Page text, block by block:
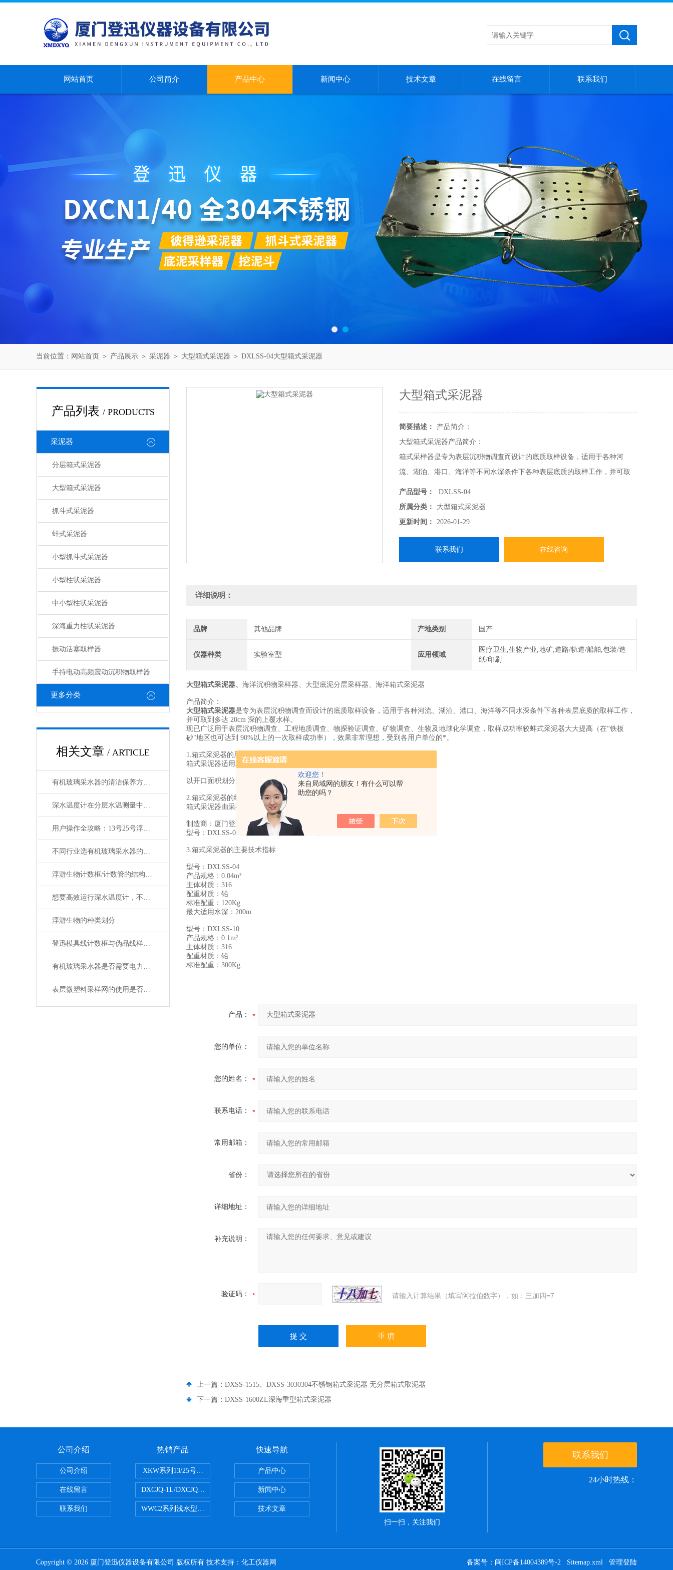
欢迎您！
来自局域网的朋友！有什么可以帮
助您的吗？
网站首页 公司简介 产品中心 新闻中心 技术文章 在线留言 联系我们
当前位置： 网站首页 ＞ 产品展示 ＞ 采泥器 ＞ 大型箱式采泥器 ＞ DXLSS-04大型箱式采泥器
产品列表 / PRODUCTS
采泥器
分层箱式采泥器
大型箱式采泥器
抓斗式采泥器
蚌式采泥器
小型抓斗式采泥器
小型柱状采泥器
中小型柱状采泥器
深海重力柱状采泥器
振动活塞取样器
手持电动高频震动沉积物取样器
更多分类
相关文章 / ARTICLE
有机玻璃采水器的清洁保养方法有哪些？
深水温度计在分层水温测量中的传感原理与故障检修技术
用户操作全攻略：13号25号浮游生物网的正确使用、清洗与保存
不同行业选有机玻璃采水器的秘籍：根据需求精准匹配
浮游生物计数框/计数管的结构设计及操作使用技术
想要高效运行深水温度计，不懂这些可不行
浮游生物的种类划分
登迅模具线计数框与伪品线样的质量比较
有机玻璃采水器是否需要电力或外部能源？
表层微塑料采样网的使用是否会对周围生态环境产生影响？
大型箱式采泥器
简要描述：
产品简介：
大型箱式采泥器产品简介：
箱式采样器是专为表层沉积物调查而设计的底质取样设备，适用于各种河
流、湖泊、港口、海洋等不同水深条件下各种表层底质的取样工作，并可取
到多达 20cm 深的上覆水样。
现已广泛用于表层沉积物调查、工程地质调查、物探验证调查、矿物调查、
生物及地球化学调查，取样成功率较蚌式采泥器大大提高（在“铁板砂"地区也
产品型号：
DXLSS-04
所属分类：
大型箱式采泥器
更新时间：
2026-01-29
联系我们 在线咨询
详细说明：
品牌 其他品牌 产地类别 国产
仪器种类 实验室型 应用领域
医疗卫生,生物产业,地矿,道路/轨道/船舶,包装/造
纸/印刷
大型箱式采泥器、 海洋沉积物采样器、大型底泥分层采样器、海洋箱式采泥器
产品简介：
大型箱式采泥器是专为表层沉积物调查而设计的底质取样设备，适用于各种河流、湖泊、港口、海洋等不同水深条件下各种表层底质的取样工作，
并可取到多达 20cm 深的上覆水样。
现已广泛用于表层沉积物调查、工程地质调查、物探验证调查、矿物调查、生物及地球化学调查，取样成功率较蚌式采泥器大大提高（在“铁板
砂"地区也可达到 90%以上的一次取样成功率），效果非常理想，受到各用户单位的*。
1.箱式采泥器的用途
箱式采泥器适用水深200－7000米，主要采集底质表层样本，
以开口面积划分为四种规格：分别是0.04 m²、0.1 m²、0.16 m²、0.25 m²。
2.箱式采泥器的组成
箱式采泥器由采样系统、抓斗系统、配重加持系统、拉杆系统、触发系统组成。
制造商：厦门登迅仪器设备有限公司
型号：DXLSS-04、DXLSS-10、DXLSS-16、DXLSS-25
3.箱式采泥器的主要技术指标
型号：DXLSS-04
产品规格：0.04m²
主体材质：316
配重材质：铅
标准配重：120Kg
最大适用水深：200m
型号：DXLSS-10
产品规格：0.1m²
主体材质：316
配重材质：铅
标准配重：300Kg
产品：
您的单位：
您的姓名：
联系电话：
常用邮箱：
省份：
详细地址：
补充说明：
验证码： 请输入计算结果（填写阿拉伯数字），如：三加四=7
上一篇： DXSS-1515、DXSS-3030304不锈钢箱式采泥器 无分层箱式取泥器
下一篇： DXSS-1600ZL深海重型箱式采泥器
公司介绍
公司介绍
在线留言
联系我们
热销产品
XKW系列13/25号浮游生物网 20um微藻网 10um微孔网
DXCJQ-1L/DXCJQ-2L单联浮游生物沉降器 两联沉淀器 生物浓缩器
WWC2系列浅水型浮游生物网 浅1/2/3型海洋生物采集网
快速导航
产品中心
新闻中心
技术文章
扫一扫，关注我们
联系我们
24小时热线：
Copyright © 2026 厦门登迅仪器设备有限公司 版权所有 技术支持： 化工仪器网 备案号：闽ICP备14004389号-2 Sitemap.xml 管理登陆